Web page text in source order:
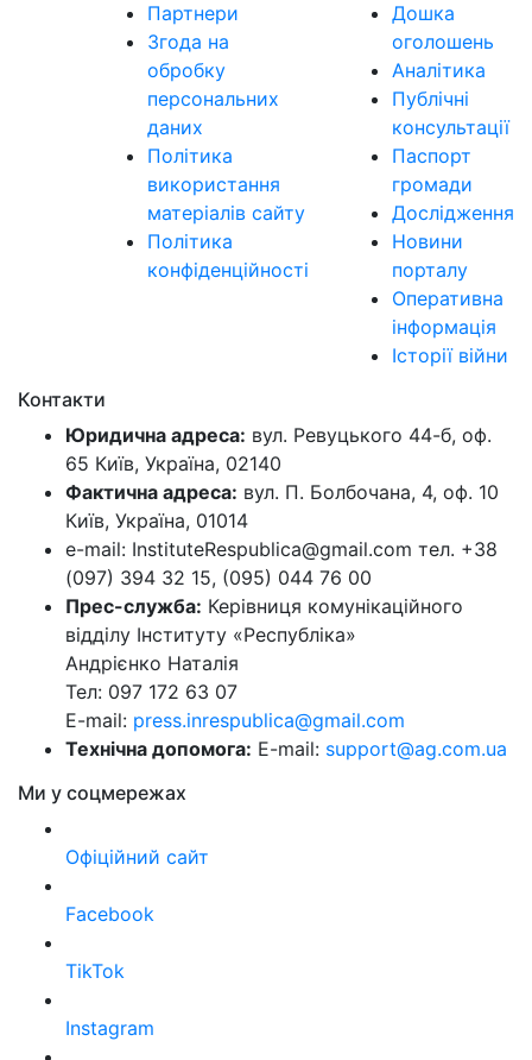
Партнери
Згода на
обробку
персональних
даних
Політика
використання
матеріалів сайту
Політика
конфіденційності
Дошка
оголошень
Аналітика
Публічні
консультації
Паспорт
громади
Дослідження
Новини
порталу
Оперативна
інформація
Історії війни
Контакти
Юридична адреса: вул. Ревуцького 44-б, оф.
65 Київ, Україна, 02140
Фактична адреса: вул. П. Болбочана, 4, оф. 10
Київ, Україна, 01014
e-mail: InstituteRespublica@gmail.com тел. +38
(097) 394 32 15, (095) 044 76 00
Прес-служба: Керівниця комунікаційного
відділу Інституту «Республіка»
Андрієнко Наталія
Тел: 097 172 63 07
E-mail: press.inrespublica@gmail.com
Технічна допомога: E-mail: support@ag.com.ua
Ми у соцмережах
Офіційний сайт
Facebook
TikTok
Instagram